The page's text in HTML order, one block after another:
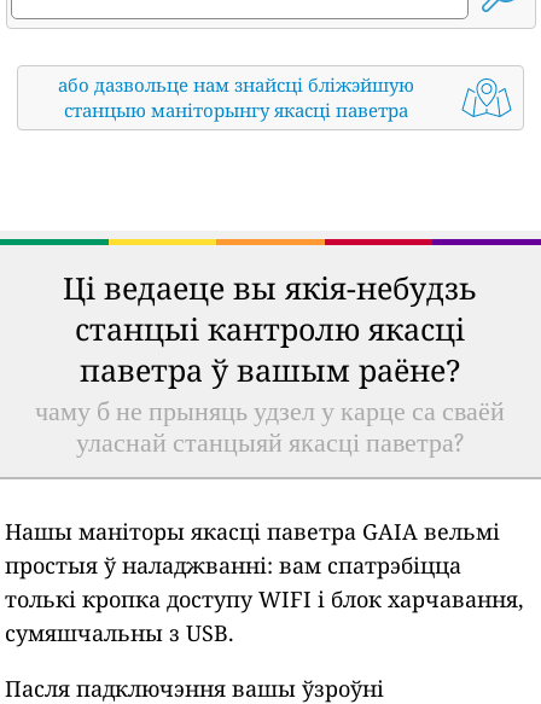
або дазвольце нам знайсці бліжэйшую
станцыю маніторынгу якасці паветра
Ці ведаеце вы якія-небудзь
станцыі кантролю якасці
паветра ў вашым раёне?
чаму б не прыняць удзел у карце са сваёй
уласнай станцыяй якасці паветра?
Нашы маніторы якасці паветра GAIA вельмі
простыя ў наладжванні: вам спатрэбіцца
толькі кропка доступу WIFI і блок харчавання,
сумяшчальны з USB.
Пасля падключэння вашы ўзроўні